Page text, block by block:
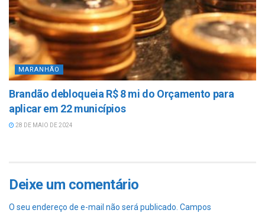
MARANHÃO
Brandão debloqueia R$ 8 mi do Orçamento para
aplicar em 22 municípios
28 DE MAIO DE 2024
Deixe um comentário
O seu endereço de e-mail não será publicado. Campos